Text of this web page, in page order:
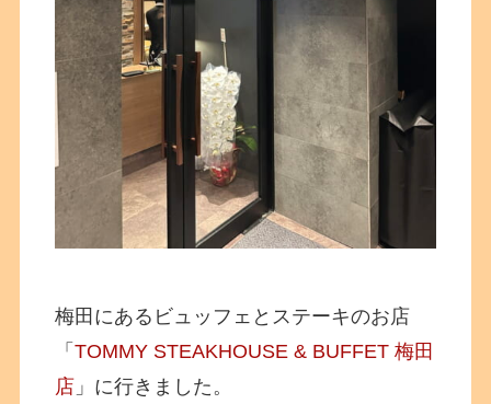
梅田にあるビュッフェとステーキのお店
「TOMMY STEAKHOUSE & BUFFET 梅田
店 」に行きました。